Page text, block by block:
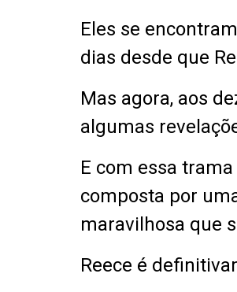
Eles se
dias desde que
Mas agora, aos
algumas
E com essa
composta por
maravilhosa que
Reece é